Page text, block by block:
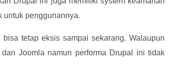
untuk penggunannya.
tetap eksis sampai sekarang. Walaupun
Joomla namun performa Drupal ini tidak